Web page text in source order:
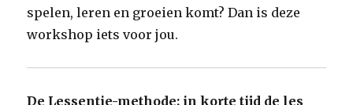
spelen, leren en groeien komt? Dan is deze
workshop iets voor jou.
De Lessentie-methode: in korte tijd de les